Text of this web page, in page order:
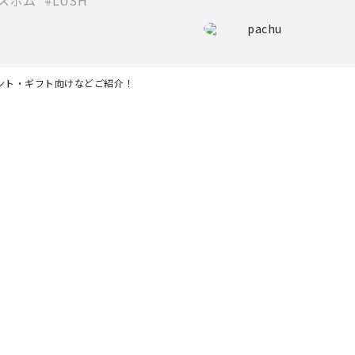
pachu
・ギフト向けなどご紹介！